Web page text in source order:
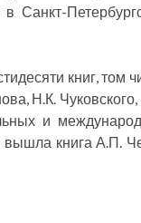
в Санкт-
книг, том
Н.К.
и
вышла книга А.П.